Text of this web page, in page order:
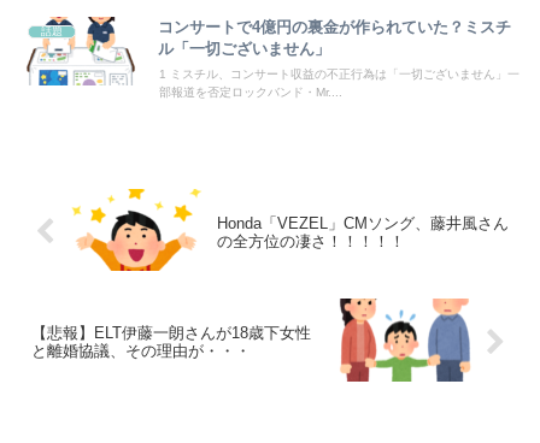
ちいかわの映画、ボンボンドロップシール特典パワーで脅威の盛り返しを見せる
話題
コンサートで4億円の裏金が作られていた？ミスチ
ル「一切ございません」
1 ミスチル、コンサート収益の不正行為は「一切ございません」一
部報道を否定ロックバンド・Mr....
Honda「VEZEL」CMソング、藤井風さん
の全方位の凄さ！！！！！
【悲報】ELT伊藤一朗さんが18歳下女性
と離婚協議、その理由が・・・